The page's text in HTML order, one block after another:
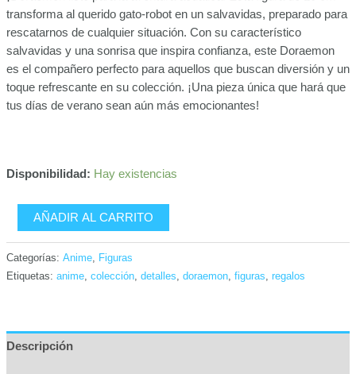
transforma al querido gato-robot en un salvavidas, preparado para
rescatarnos de cualquier situación. Con su característico
salvavidas y una sonrisa que inspira confianza, este Doraemon
es el compañero perfecto para aquellos que buscan diversión y un
toque refrescante en su colección. ¡Una pieza única que hará que
tus días de verano sean aún más emocionantes!
Disponibilidad: Hay existencias
AÑADIR AL CARRITO
Categorías: Anime,
Figuras
Etiquetas: anime, colección, detalles doraemon, figuras regalos
Descripción